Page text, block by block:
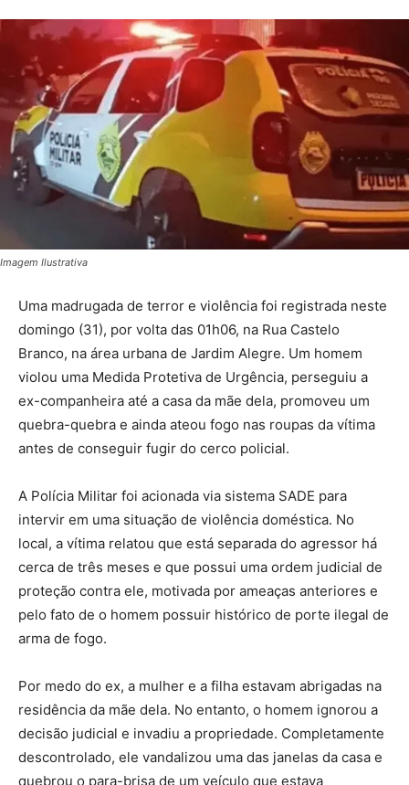
Imagem Ilustrativa
Uma madrugada de terror e violência foi registrada neste
domingo (31), por volta das 01h06, na Rua Castelo
Branco, na área urbana de Jardim Alegre. Um homem
violou uma Medida Protetiva de Urgência, perseguiu a
ex-companheira até a casa da mãe dela, promoveu um
quebra-quebra e ainda ateou fogo nas roupas da vítima
antes de conseguir fugir do cerco policial.
A Polícia Militar foi acionada via sistema SADE para
intervir em uma situação de violência doméstica. No
local, a vítima relatou que está separada do agressor há
cerca de três meses e que possui uma ordem judicial de
proteção contra ele, motivada por ameaças anteriores e
pelo fato de o homem possuir histórico de porte ilegal de
arma de fogo.
Por medo do ex, a mulher e a filha estavam abrigadas na
residência da mãe dela. No entanto, o homem ignorou a
decisão judicial e invadiu a propriedade. Completamente
descontrolado, ele vandalizou uma das janelas da casa e
quebrou o para-brisa de um veículo que estava